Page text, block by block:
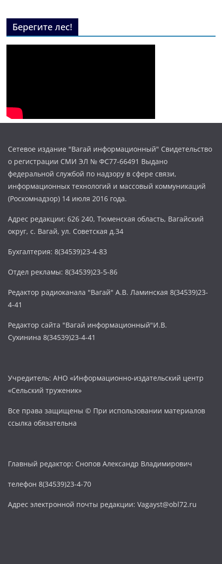
Берегите лес!
Сетевое издание "Вагай информационный" Свидетельство
о регистрации СМИ ЭЛ № ФС77-66491 Выдано
федеральной службой по надзору в сфере связи,
информационных технологий и массовый коммуникаций
(Роскомнадзор) 14 июля 2016 года.
Адрес редакции: 626 240, Тюменская область, Вагайский
округ, с. Вагай, ул. Советская д.34
Бухгалтерия: 8(34539)23-4-83
Отдел рекламы: 8(34539)23-5-86
Редактор радиоканала "Вагай" А.В. Ламинская 8(34539)23-
4-41
Редактор сайта "Вагай информационный"И.В.
Сухинина 8(34539)23-4-41
Учредитель: АНО «Информационно-издательский центр
«Сельский труженик»
Все права защищены © При использовании материалов
ссылка обязательна
Главный редактор: Снопов Александр Владимирович
телефон 8(34539)23-4-70
Адрес электронной почты редакции: Vagayst@obl72.ru